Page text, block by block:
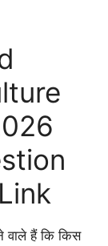
वाले हैं कि किस